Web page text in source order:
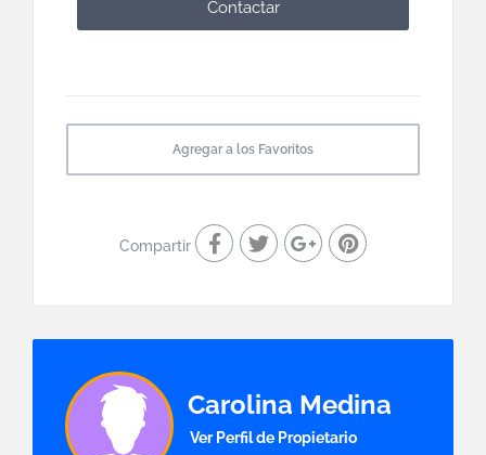
Contactar
Agregar a los Favoritos
Compartir
Carolina Medina
Ver Perfil de Propietario